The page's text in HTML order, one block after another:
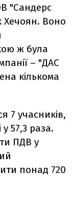
"Сандерс
Хечоян. Воно
ж була
– "ДАС
кількома
7 учасників,
57,3 раза.
ПДВ у
понад 720